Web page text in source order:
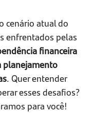
cenário atual do
enfrentados pelas
financeira
planejamento
. Quer entender
esses desafios?
para você!